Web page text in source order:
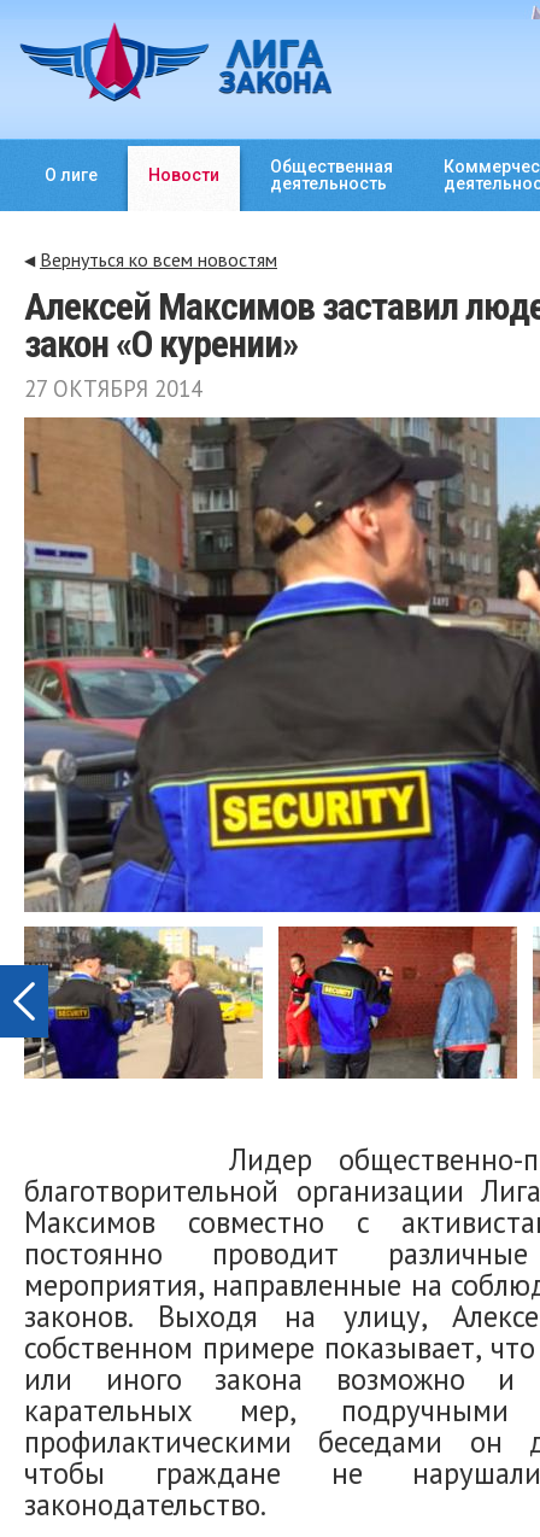
О лиге Новости
Общественная
деятельность
◀ Вернуться ко всем новостям
Алексей Максимов заставил
закон «О курении»
27 ОКТЯБРЯ 2014
Лидер общественно-
благотворительной организации
Максимов совместно с
постоянно проводит
мероприятия, направленные на
законов. Выходя на улицу,
собственном примере показывает,
или иного закона возможно и
карательных мер,
профилактическими беседами он
чтобы граждане не
законодательство.